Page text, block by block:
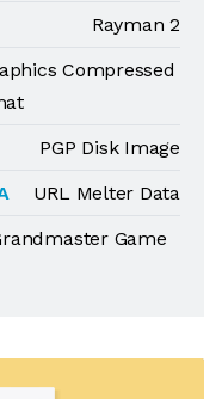
Rayman 2
Compressed
PGP Disk Image
URL Melter Data
Game